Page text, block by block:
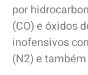
por
(CO) e óxidos
inofensivos
(N2) e